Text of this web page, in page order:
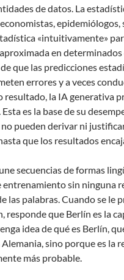
de datos. La
epidemiólogos,
«intuitivamente»
en determinados
que las predicciones
errores y a veces
resultado, la IA generativa
es la base de su
pueden derivar ni
que los resultados
secuencias de formas
entrenamiento sin ninguna
las palabras. Cuando se le
responde que Berlín es la
idea de qué es Berlín,
sino porque es la
más probable.